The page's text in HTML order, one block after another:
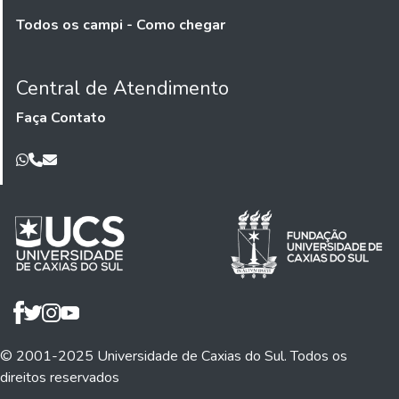
Todos os campi - Como chegar
Central de Atendimento
Faça Contato
© 2001-2025 Universidade de Caxias do Sul. Todos os
direitos reservados